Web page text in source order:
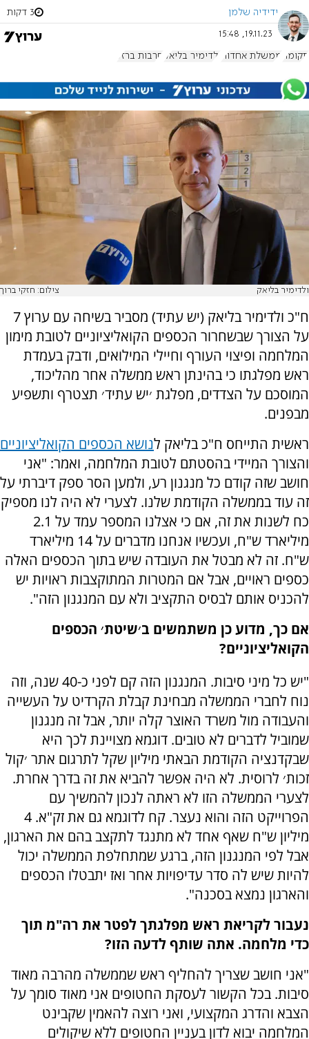
ידידיה שלמן 3 דקות
19.11.23, 15:48
תקומה ממשלת אחדות ולדימיר בליאק חרבות ברזל
ולדימיר בליאק צילום: חזקי ברוך
ח"כ ולדימיר בליאק (יש עתיד) מסביר בשיחה עם ערוץ 7
על הצורך שבשחרור הכספים הקואליציוניים לטובת מימון
המלחמה ופיצוי העורף וחיילי המילואים, ודבק בעמדת
ראש מפלגתו כי בהינתן ראש ממשלה אחר מהליכוד,
המוסכם על הצדדים, מפלגת ׳יש עתיד׳ תצטרף ותשפיע
מבפנים.
ראשית התייחס ח"כ בליאק לנושא הכספים הקואליציוניים
והצורך המיידי בהסטתם לטובת המלחמה, ואמר: "אני
חושב שזה קודם כל מנגנון רע, ולמען הסר ספק דיברתי על
זה עוד בממשלה הקודמת שלנו. לצערי לא היה לנו מספיק
כח לשנות את זה, אם כי אצלנו המספר עמד על 2.1
מיליארד ש"ח, ועכשיו אנחנו מדברים על 14 מיליארד
ש"ח. זה לא מבטל את העובדה שיש בתוך הכספים האלה
כספים ראויים, אבל אם המטרות המתוקצבות ראויות יש
להכניס אותם לבסיס התקציב ולא עם המנגנון הזה".
אם כך, מדוע כן משתמשים ב׳שיטת׳ הכספים
הקואליציוניים?
"יש כל מיני סיבות. המנגנון הזה קם לפני כ-40 שנה, וזה
נוח לחברי הממשלה מבחינת קבלת הקרדיט על העשייה
והעבודה מול משרד האוצר קלה יותר, אבל זה מנגנון
שמוביל לדברים לא טובים. דוגמא מצויינת לכך היא
שבקדנציה הקודמת הבאתי מיליון שקל לתרגום אתר ׳קול
זכות׳ לרוסית. לא היה אפשר להביא את זה בדרך אחרת.
לצערי הממשלה הזו לא ראתה לנכון להמשיך עם
הפרוייקט הזה והוא נעצר. קח לדוגמא גם את זק"א. 4
מיליון ש"ח שאף אחד לא מתנגד לתקצב בהם את הארגון,
אבל לפי המנגנון הזה, ברגע שמתחלפת הממשלה יכול
להיות שיש לה סדר עדיפויות אחר ואז יתבטלו הכספים
והארגון נמצא בסכנה".
נעבור לקריאת ראש מפלגתך לפטר את רה"מ תוך
כדי מלחמה. אתה שותף לדעה הזו?
"אני חושב שצריך להחליף ראש שממשלה מהרבה מאוד
סיבות. בכל הקשור לעסקת החטופים אני מאוד סומך על
הצבא והדרג המקצועי, ואני רוצה להאמין שקבינט
המלחמה יבוא לדון בעניין החטופים ללא שיקולים